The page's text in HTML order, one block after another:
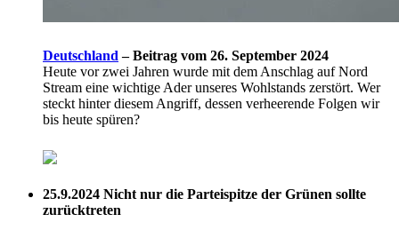
Deutschland – Beitrag vom 26. September 2024
Heute vor zwei Jahren wurde mit dem Anschlag auf Nord
Stream eine wichtige Ader unseres Wohlstands zerstört. Wer
steckt hinter diesem Angriff, dessen verheerende Folgen wir
bis heute spüren?
25.9.2024 Nicht nur die Parteispitze der Grünen sollte
zurücktreten